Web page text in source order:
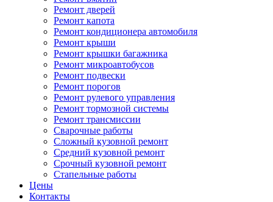
Ремонт дверей
Ремонт капота
Ремонт кондиционера автомобиля
Ремонт крыши
Ремонт крышки багажника
Ремонт микроавтобусов
Ремонт подвески
Ремонт порогов
Ремонт рулевого управления
Ремонт тормозной системы
Ремонт трансмиссии
Сварочные работы
Сложный кузовной ремонт
Средний кузовной ремонт
Срочный кузовной ремонт
Стапельные работы
Цены
Контакты